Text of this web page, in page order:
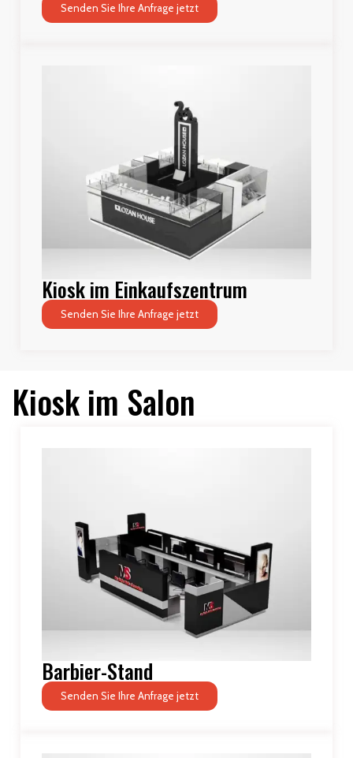
Senden Sie Ihre Anfrage jetzt
Kiosk im Einkaufszentrum
Senden Sie Ihre Anfrage jetzt
Kiosk im Salon
Barbier-Stand
Senden Sie Ihre Anfrage jetzt